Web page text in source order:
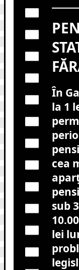
În
la 1
cea
sub
lei